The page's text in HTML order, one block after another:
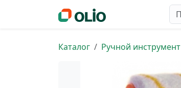
Каталог Ручной инструмент